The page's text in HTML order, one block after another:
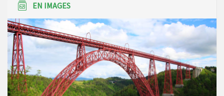
EN IMAGES